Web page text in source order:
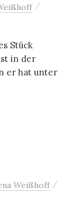
/
Stück
in der
er hat unter
Weißhoff /